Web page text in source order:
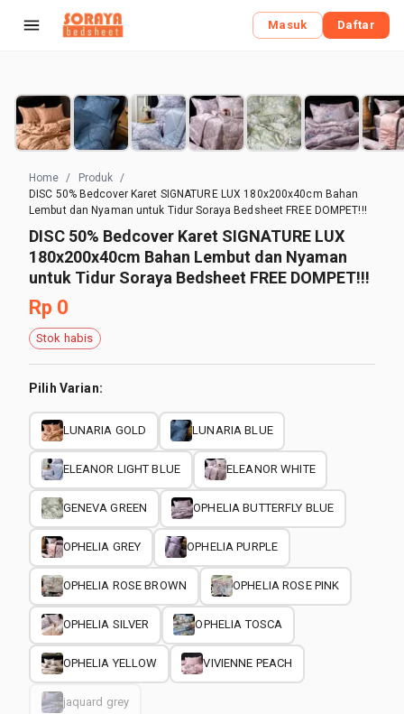
Masuk Daftar
Home / Produk /
DISC 50% Bedcover Karet SIGNATURE LUX 180x200x40cm Bahan
Lembut dan Nyaman untuk Tidur Soraya Bedsheet FREE DOMPET!!!
DISC 50% Bedcover Karet SIGNATURE LUX
180x200x40cm Bahan Lembut dan Nyaman
untuk Tidur Soraya Bedsheet FREE DOMPET!!!
Rp 0
Stok habis
Pilih Varian:
LUNARIA GOLD LUNARIA BLUE
ELEANOR LIGHT BLUE ELEANOR WHITE
GENEVA GREEN OPHELIA BUTTERFLY BLUE
OPHELIA GREY OPHELIA PURPLE
OPHELIA ROSE BROWN OPHELIA ROSE PINK
OPHELIA SILVER OPHELIA TOSCA
OPHELIA YELLOW VIVIENNE PEACH
jaquard grey